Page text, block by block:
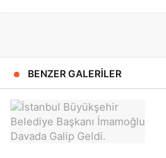
BENZER GALERILER